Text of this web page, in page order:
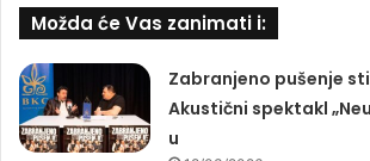
Možda će Vas zanimati i:
Zabranjeno pušenje
Akustični spektakl
u